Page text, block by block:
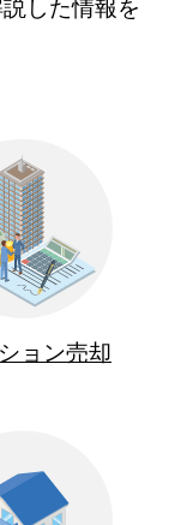
した情報を
ョン売却